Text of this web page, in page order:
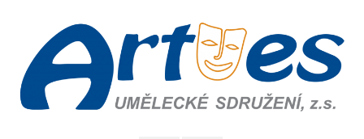
obsahu